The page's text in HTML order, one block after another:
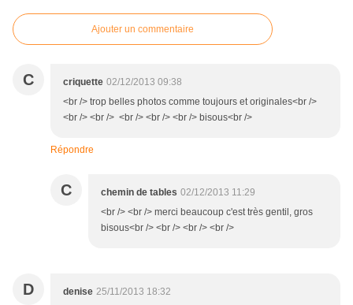
Ajouter un commentaire
C criquette 02/12/2013 09:38
<br /> trop belles photos comme toujours et originales<br />
<br /> <br /> <br /> <br /> <br /> bisous<br />
Répondre
C chemin de tables 02/12/2013 11:29
<br /> <br /> merci beaucoup c'est très gentil, gros
bisous<br /> <br /> <br /> <br />
D denise 25/11/2013 18:32